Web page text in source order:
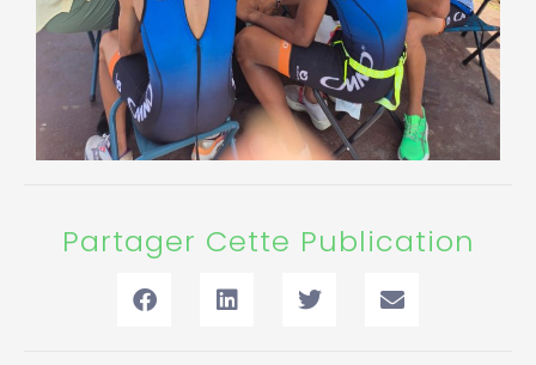
Partager Cette Publication